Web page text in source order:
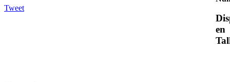
Tweet
en